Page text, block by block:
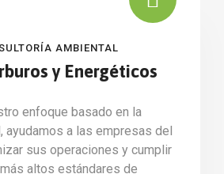
AMBIENTAL
y Energéticos
enfoque basado en la
ayudamos a las empresas del
sus operaciones y cumplir
altos estándares de